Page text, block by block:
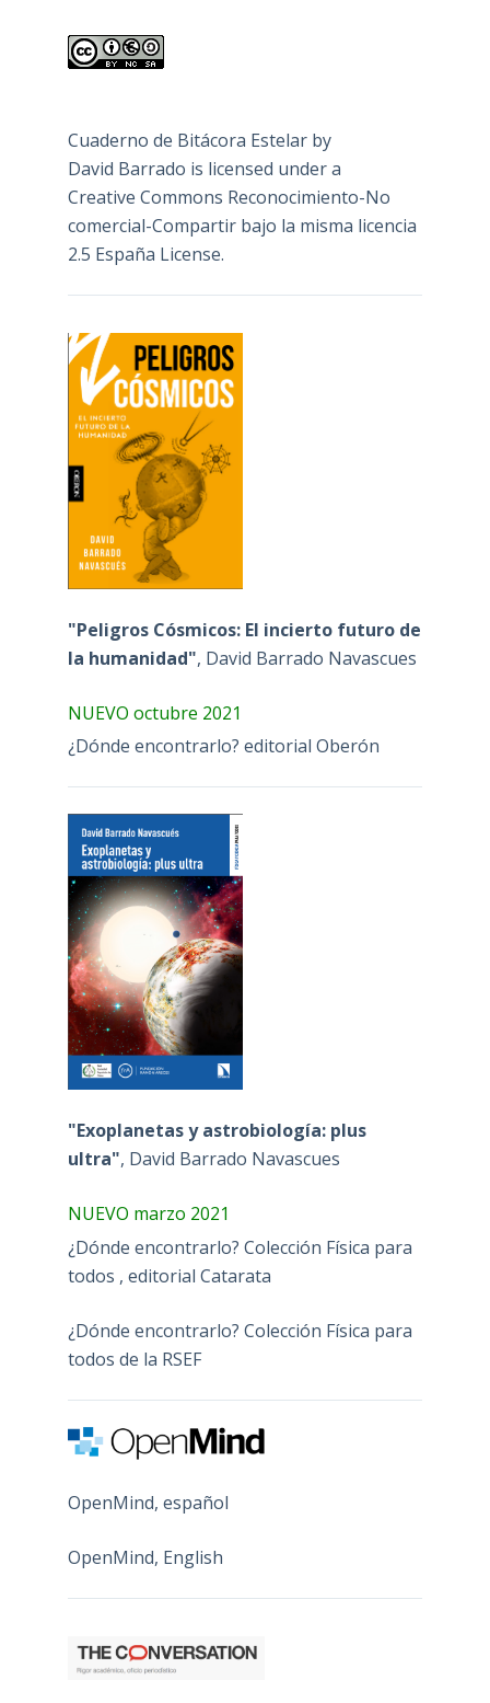
Cuaderno de Bitácora Estelarby
David Barrado is licensed under a
Creative Commons Reconocimiento-No
comercial-Compartir bajo la misma licencia
2.5 España License.
"Peligros Cósmicos: El incierto futuro de
la humanidad", David Barrado Navascues
NUEVO octubre 2021
¿Dónde encontrarlo? editorial Oberón
"Exoplanetas y astrobiología: plus
ultra", David Barrado Navascues
NUEVO marzo 2021
¿Dónde encontrarlo? Colección Física para
todos , editorial Catarata
¿Dónde encontrarlo? Colección Física para
todos de la RSEF
OpenMind, español
OpenMind, English